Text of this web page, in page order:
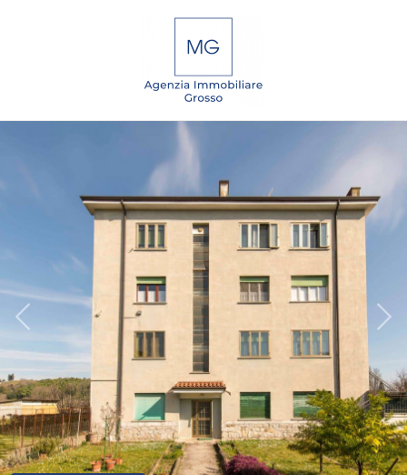
SL
HOME
SIAMO
IMMOBILI
SERVIZI
CONTATTI
Affitto
Scegli
dove
cercare
Provincia